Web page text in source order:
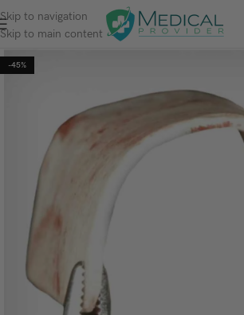
Skip to navigation
Skip to main content
-45%